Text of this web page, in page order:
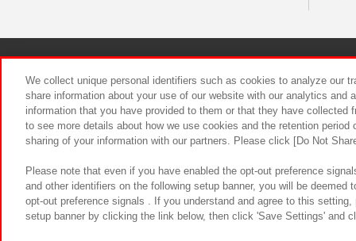
食品のご
We collect unique personal identifiers such as cookies to analyze our
share information about your use of our website with our analytics and
information that you have provided to them or that they have
to see more details about how we use cookies and the retention
sharing of your information with our partners. Please click [Do Not
Please note that even if you have enabled the opt-out preference
and other identifiers on the following setup banner, you will be
opt-out preference signals . If you understand and agree to this
setup banner by clicking the link below, then click 'Save Settings' and